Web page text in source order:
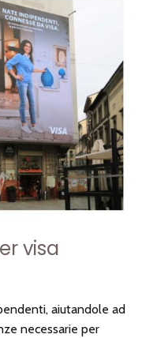
visa
aiutandole ad
necessarie per